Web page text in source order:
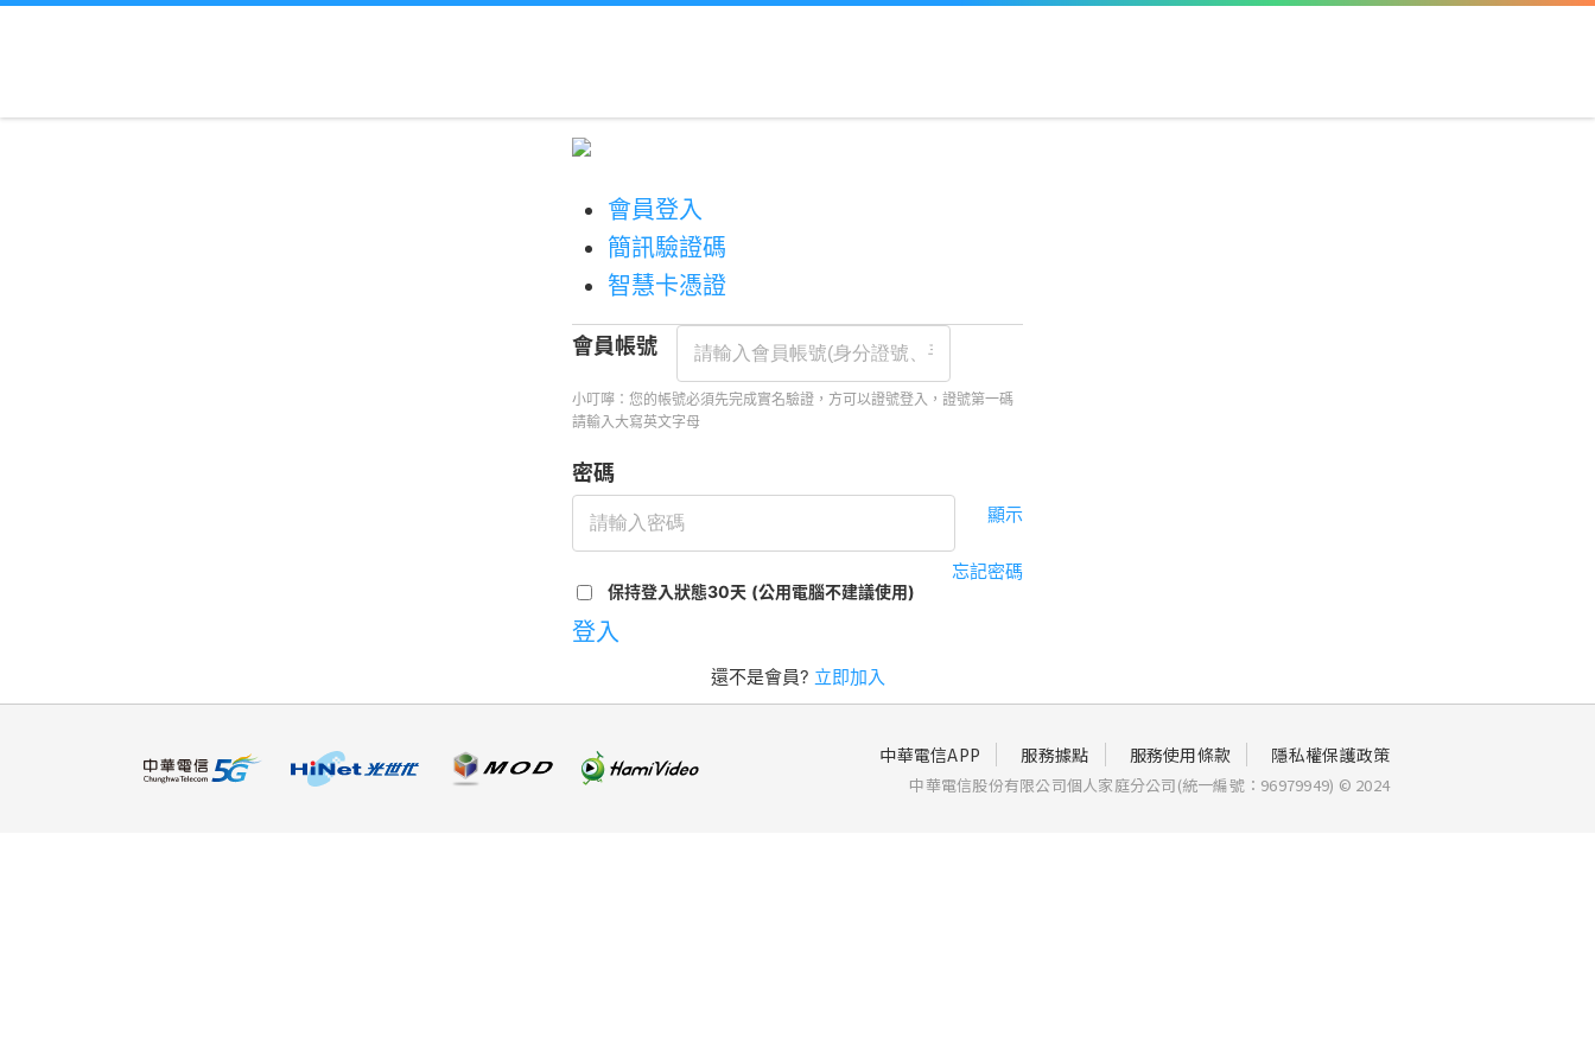
會員登入
簡訊驗證碼
智慧卡憑證
會員帳號
小叮嚀：您的帳號必須先完成實名驗證，方可以證號登入，證號第一碼
請輸入大寫英文字母
密碼
顯示
忘記密碼
保持登入狀態30天 (公用電腦不建議使用)
登入
還不是會員? 立即加入
中華電信APP 服務據點 服務使用條款 隱私權保護政策
中華電信股份有限公司個人家庭分公司(統一編號：96979949) © 2024